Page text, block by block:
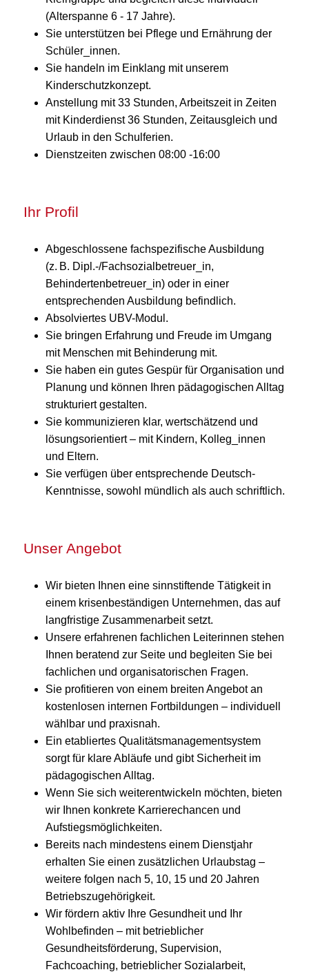
(Alterspanne 6 - 17 Jahre).
Sie unterstützen bei Pflege und Ernährung der
Schüler_innen.
Sie handeln im Einklang mit unserem
Kinderschutzkonzept.
Anstellung mit 33 Stunden, Arbeitszeit in Zeiten
mit Kinderdienst 36 Stunden, Zeitausgleich und
Urlaub in den Schulferien.
Dienstzeiten zwischen 08:00 -16:00
Ihr Profil
Abgeschlossene fachspezifische Ausbildung
(z. B. Dipl.-/Fachsozialbetreuer_in,
Behindertenbetreuer_in) oder in einer
entsprechenden Ausbildung befindlich.
Absolviertes UBV-Modul.
Sie bringen Erfahrung und Freude im Umgang
mit Menschen mit Behinderung mit.
Sie haben ein gutes Gespür für Organisation und
Planung und können Ihren pädagogischen Alltag
strukturiert gestalten.
Sie kommunizieren klar, wertschätzend und
lösungsorientiert – mit Kindern, Kolleg_innen
und Eltern.
Sie verfügen über entsprechende Deutsch-
Kenntnisse, sowohl mündlich als auch schriftlich.
Unser Angebot
Wir bieten Ihnen eine sinnstiftende Tätigkeit in
einem krisenbeständigen Unternehmen, das auf
langfristige Zusammenarbeit setzt.
Unsere erfahrenen fachlichen Leiterinnen stehen
Ihnen beratend zur Seite und begleiten Sie bei
fachlichen und organisatorischen Fragen.
Sie profitieren von einem breiten Angebot an
kostenlosen internen Fortbildungen – individuell
wählbar und praxisnah.
Ein etabliertes Qualitätsmanagementsystem
sorgt für klare Abläufe und gibt Sicherheit im
pädagogischen Alltag.
Wenn Sie sich weiterentwickeln möchten, bieten
wir Ihnen konkrete Karrierechancen und
Aufstiegsmöglichkeiten.
Bereits nach mindestens einem Dienstjahr
erhalten Sie einen zusätzlichen Urlaubstag –
weitere folgen nach 5, 10, 15 und 20 Jahren
Betriebszugehörigkeit.
Wir fördern aktiv Ihre Gesundheit und Ihr
Wohlbefinden – mit betrieblicher
Gesundheitsförderung, Supervision,
Fachcoaching, betrieblicher Sozialarbeit,